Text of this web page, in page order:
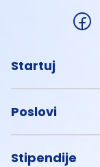
Startuj
Poslovi
Stipendije